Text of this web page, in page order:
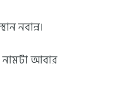
নবান্ন।
নামটা আবার